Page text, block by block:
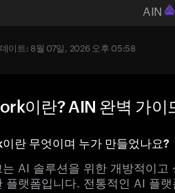
AIN
이트: 8월 07일, 2026 오후 05:58
이란? AIN 완벽 가이
란 무엇이며 누가 만들었나요?
AI 솔루션을 위한 개방적이
플랫폼입니다. 전통적인 AI 플